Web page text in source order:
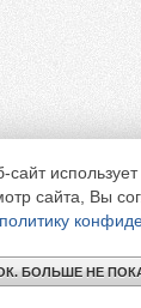
сайт
сайта, Вы
политику
БОЛЬШЕ НЕ